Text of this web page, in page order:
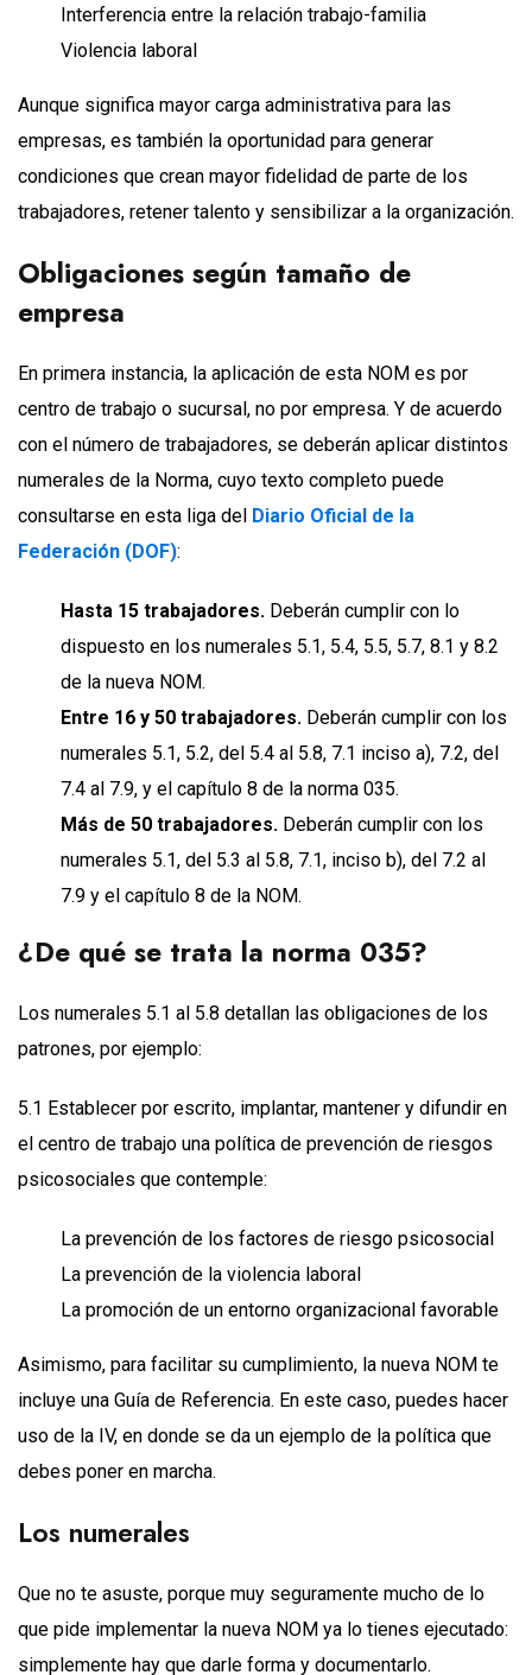
Interferencia entre la relación trabajo-familia
Violencia laboral
Aunque significa mayor carga administrativa para las
empresas, es también la oportunidad para generar
condiciones que crean mayor fidelidad de parte de los
trabajadores, retener talento y sensibilizar a la organización.
Obligaciones según tamaño de
empresa
En primera instancia, la aplicación de esta NOM es por
centro de trabajo o sucursal, no por empresa. Y de acuerdo
con el número de trabajadores, se deberán aplicar distintos
numerales de la Norma, cuyo texto completo puede
consultarse en esta liga del Diario Oficial de la
Federación (DOF):
Hasta 15 trabajadores. Deberán cumplir con lo
dispuesto en los numerales 5.1, 5.4, 5.5, 5.7, 8.1 y 8.2
de la nueva NOM.
Entre 16 y 50 trabajadores. Deberán cumplir con los
numerales 5.1, 5.2, del 5.4 al 5.8, 7.1 inciso a), 7.2, del
7.4 al 7.9, y el capítulo 8 de la norma 035.
Más de 50 trabajadores. Deberán cumplir con los
numerales 5.1, del 5.3 al 5.8, 7.1, inciso b), del 7.2 al
7.9 y el capítulo 8 de la NOM.
¿De qué se trata la norma 035?
Los numerales 5.1 al 5.8 detallan las obligaciones de los
patrones, por ejemplo:
5.1 Establecer por escrito, implantar, mantener y difundir en
el centro de trabajo una política de prevención de riesgos
psicosociales que contemple:
La prevención de los factores de riesgo psicosocial
La prevención de la violencia laboral
La promoción de un entorno organizacional favorable
Asimismo, para facilitar su cumplimiento, la nueva NOM te
incluye una Guía de Referencia. En este caso, puedes hacer
uso de la IV, en donde se da un ejemplo de la política que
debes poner en marcha.
Los numerales
Que no te asuste, porque muy seguramente mucho de lo
que pide implementar la nueva NOM ya lo tienes ejecutado:
simplemente hay que darle forma y documentarlo.